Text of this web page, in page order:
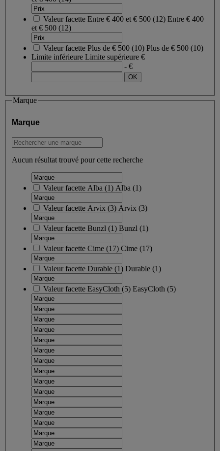
Valeur facette Entre € 400 et € 500 (12) Entre € 400
et € 500 (12)
Valeur facette Plus de € 500 (10) Plus de € 500 (10)
Limite inférieure Limite supérieure €
- €
Marque
Marque
Aucun résultat trouvé pour cette recherche
Valeur facette Alba (1) Alba (1)
Valeur facette Arvix (3) Arvix (3)
Valeur facette Bunzl (1) Bunzl (1)
Valeur facette Cime (17) Cime (17)
Valeur facette Durable (1) Durable (1)
Valeur facette EasyCloth (5) EasyCloth (5)